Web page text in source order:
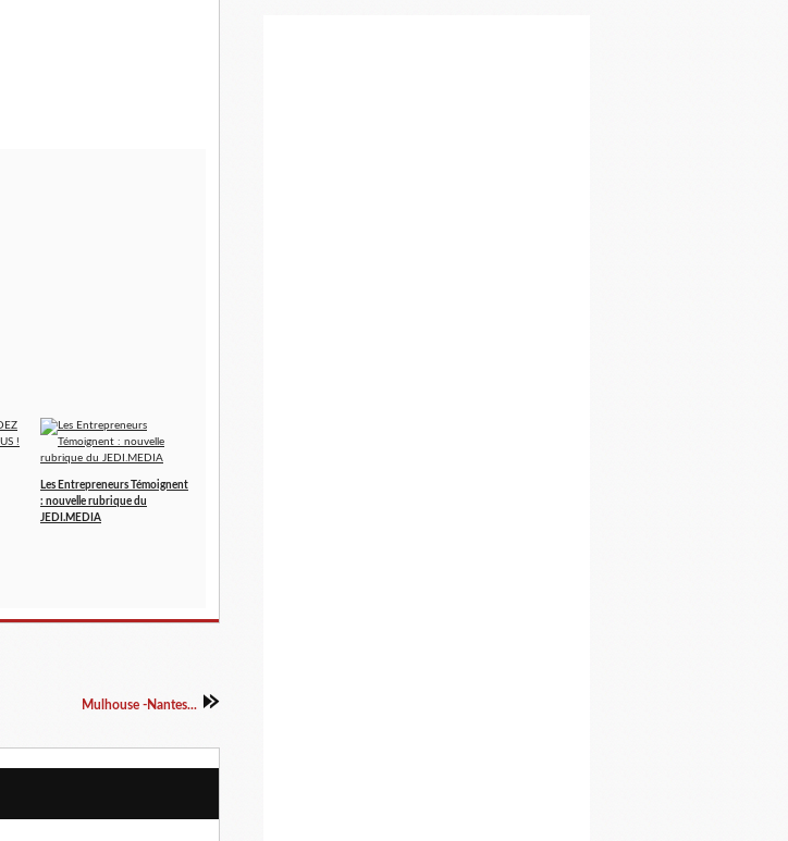
Les Entrepreneurs Témoignent
: nouvelle rubrique du
JEDI.MEDIA
Mulhouse -Nantes...